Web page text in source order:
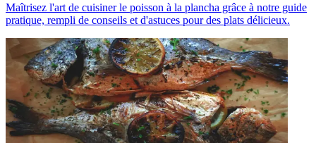
Maîtrisez l'art de cuisiner le poisson à la plancha grâce à notre guide
pratique, rempli de conseils et d'astuces pour des plats délicieux.